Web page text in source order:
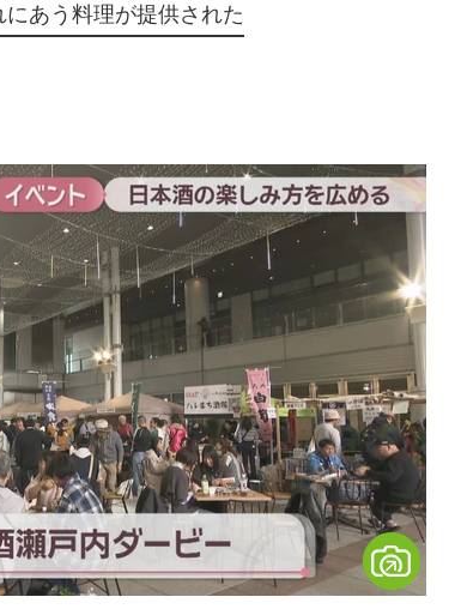
にあう料理が提供された